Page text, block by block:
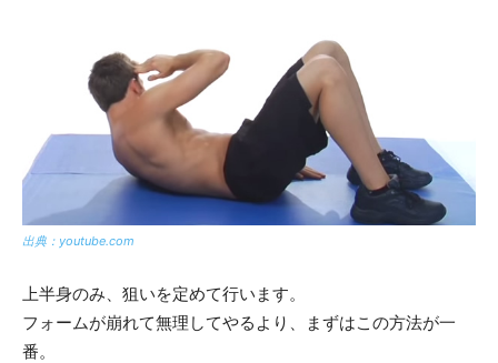
出典：youtube.com
上半身のみ、狙いを定めて行います。
フォームが崩れて無理してやるより、まずはこの方法が一
番。